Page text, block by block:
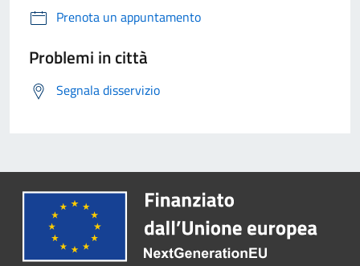
Prenota un appuntamento
Problemi in città
Segnala disservizio